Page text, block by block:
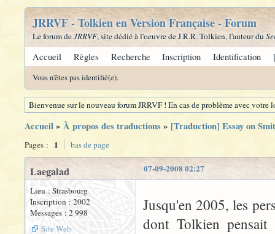
JRRVF - Tolkien en Version Française - Forum
Le forum deJRRVF, site dédié à l'oeuvre de J.R.R. Tolkien, l'auteur du
Accueil Règles Recherche Inscription Identification
Vous n'êtes pas identifié(e).
Bienvenue sur le nouveau forum JRRVF ! En cas de problème avec
Accueil» À propos des traductions» [Traduction] Essay on
Pages : 1 bas de page
07-09-2008 02:27
Laegalad
Lieu : Strasbourg
Inscription : 2002
Messages : 2 998
Site Web
Jusqu'en 2005, les
dont Tolkien